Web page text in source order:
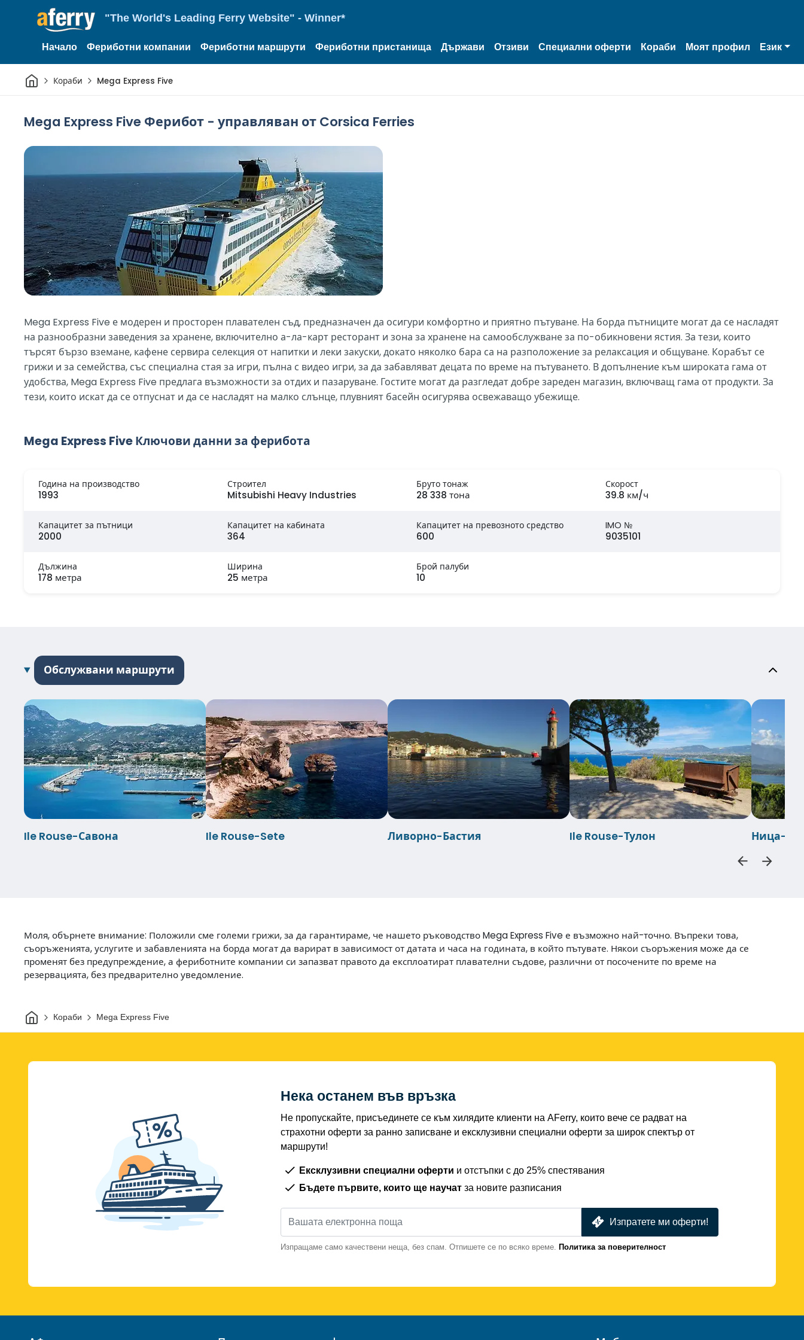
"The World's Leading Ferry Website" - Winner*
Начало Фериботни компании Фериботни маршрути Фериботни пристанища Държави Отзиви Специални оферти Кораби Моят профил Език
Начало
Кораби Mega Express Five
Mega Express Five Ферибот - управляван от Corsica Ferries
Mega Express Five е модерен и просторен плавателен съд, предназначен да осигури комфортно и приятно пътуване. На борда пътниците могат да се насладят
на разнообразни заведения за хранене, включително а-ла-карт ресторант и зона за хранене на самообслужване за по-обикновени ястия. За тези, които
търсят бързо вземане, кафене сервира селекция от напитки и леки закуски, докато няколко бара са на разположение за релаксация и общуване. Корабът се
грижи и за семейства, със специална стая за игри, пълна с видео игри, за да забавляват децата по време на пътуването. В допълнение към широката гама от
удобства, Mega Express Five предлага възможности за отдих и пазаруване. Гостите могат да разгледат добре зареден магазин, включващ гама от продукти. За
тези, които искат да се отпуснат и да се насладят на малко слънце, плувният басейн осигурява освежаващо убежище.
Mega Express Five Ключови данни за ферибота
Година на производство
1993
Строител
Mitsubishi Heavy Industries
Бруто тонаж
28 338 тона
Скорост
39.8 км/ч
Капацитет за пътници
2000
Капацитет на кабината
364
Капацитет на превозното средство
600
IMO №
9035101
Дължина
178 метра
Ширина
25 метра
Брой палуби
10
Обслужвани маршрути
Ile Rouse-Савона Ile Rouse-Sete Ливорно-Бастия Ile Rouse-Тулон Ница-
Моля, обърнете внимание: Положили сме големи грижи, за да гарантираме, че нашето ръководство Mega Express Five е възможно най-точно. Въпреки това,
съоръженията, услугите и забавленията на борда могат да варират в зависимост от датата и часа на годината, в който пътувате. Някои съоръжения може да се
променят без предупреждение, а фериботните компании си запазват правото да експлоатират плавателни съдове, различни от посочените по време на
резервацията, без предварително уведомление.
НачалоКораби Mega Express Five
Нека останем във връзка
Не пропускайте, присъединете се към хилядите клиенти на AFerry, които вече се радват на
страхотни оферти за ранно записване и ексклузивни специални оферти за широк спектър от
маршрути!
Ексклузивни специални оферти и отстъпки с до 25% спестявания
Бъдете първите, които ще научат за новите разписания
Изпратете ми оферти!
Изпращаме само качествени неща, без спам. Отпишете се по всяко време. Политика за поверителност